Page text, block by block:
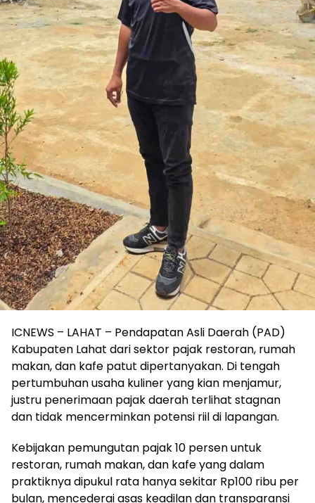
ICNEWS – LAHAT – Pendapatan Asli Daerah (PAD)
Kabupaten Lahat dari sektor pajak restoran, rumah
makan, dan kafe patut dipertanyakan. Di tengah
pertumbuhan usaha kuliner yang kian menjamur,
justru penerimaan pajak daerah terlihat stagnan
dan tidak mencerminkan potensi riil di lapangan.
Kebijakan pemungutan pajak 10 persen untuk
restoran, rumah makan, dan kafe yang dalam
praktiknya dipukul rata hanya sekitar Rp100 ribu per
bulan, mencederai asas keadilan dan transparansi